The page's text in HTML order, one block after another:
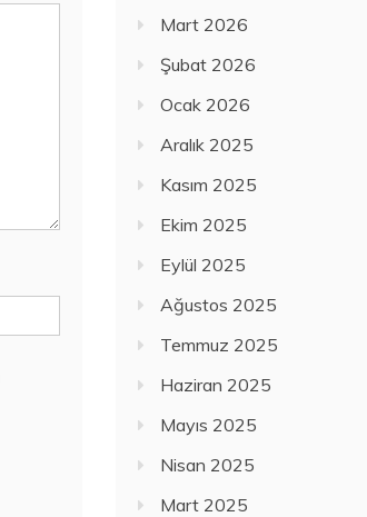
Mart 2026
Şubat 2026
Ocak 2026
Aralık 2025
Kasım 2025
Ekim 2025
Eylül 2025
Ağustos 2025
Temmuz 2025
Haziran 2025
Mayıs 2025
Nisan 2025
Mart 2025